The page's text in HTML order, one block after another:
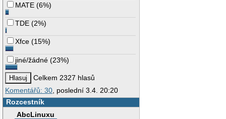
MATE (6%)
TDE (2%)
Xfce (15%)
jiné/žádné (23%)
Celkem 2327 hlasů
Komentářů: 30, poslední 3.4. 20:20
Rozcestník
AbcLinuxu